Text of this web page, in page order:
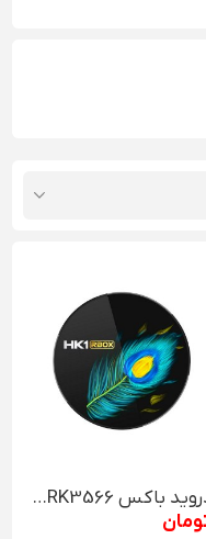
اندروید باکس HK1 RBOX - R3 - RK3566